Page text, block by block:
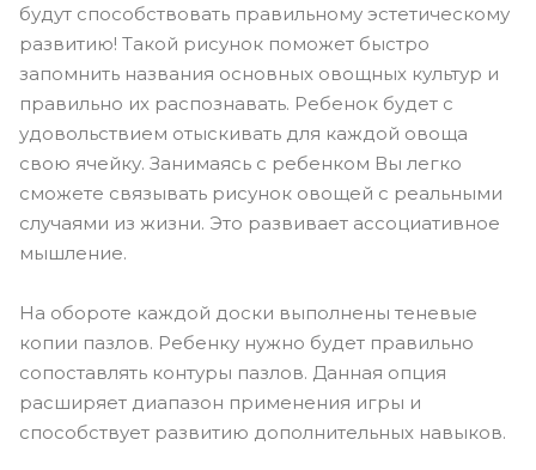
будут способствовать правильному эстетическому
развитию! Такой рисунок поможет быстро
запомнить названия основных овощных культур и
правильно их распознавать. Ребенок будет с
удовольствием отыскивать для каждой овоща
свою ячейку. Занимаясь с ребенком Вы легко
сможете связывать рисунок овощей с реальными
случаями из жизни. Это развивает ассоциативное
мышление.
На обороте каждой доски выполнены теневые
копии пазлов. Ребенку нужно будет правильно
сопоставлять контуры пазлов. Данная опция
расширяет диапазон применения игры и
способствует развитию дополнительных навыков.